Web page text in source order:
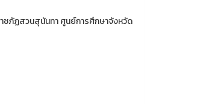
ชภัฏสวนสุนันทา ศูนย์การศึกษาจังหวัด